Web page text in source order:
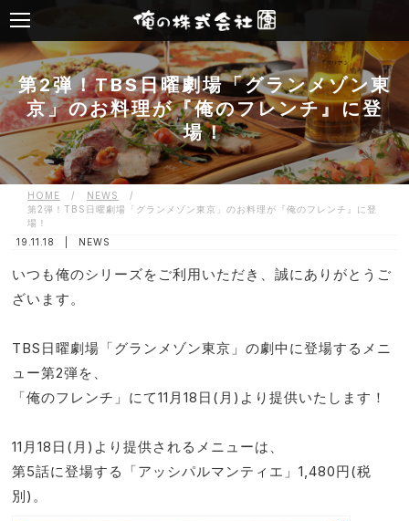
第2弾！TBS日曜劇場「グランメゾン東
京」のお料理が『俺のフレンチ』に登
場！
HOME / NEWS
/
第2弾！TBS日曜劇場「グランメゾン東京」のお料理が『俺のフレンチ』に登
場！
19.11.18 |
NEWS
いつも俺のシリーズをご利用いただき、誠にありがとうご
ざいます。
TBS日曜劇場「グランメゾン東京」の劇中に登場するメニ
ュー第2弾を、
「俺のフレンチ」にて11月18日(月)より提供いたします！
11月18日(月)より提供されるメニューは、
第5話に登場する「アッシパルマンティエ」1,480円(税
別)。